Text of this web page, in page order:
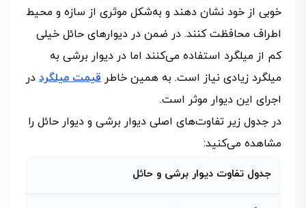
خوبی از خود نشان دهند و به‌شکل موثری از سازه و محیط
اطراف محافظت کنند. در ضمن در دیوارهای حائل خیلی
کم از میلگرد استفاده می‌کنند اما در دیوار برشی به
میلگرد زیادی نیاز است. به همین خاطر قیمت میلگرد در
اجرای این دیوار موثر است.
در جدول زیر تفاوت‌های اصلی دیوار برشی و دیوار حائل را
مشاهده می‌کنید:
جدول تفاوت دیوار برشی و حائل